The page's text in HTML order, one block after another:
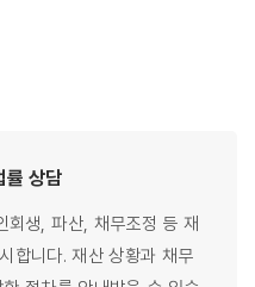
률 상담
회생, 파산, 채무조정 등 재
합니다. 재산 상황과 채무